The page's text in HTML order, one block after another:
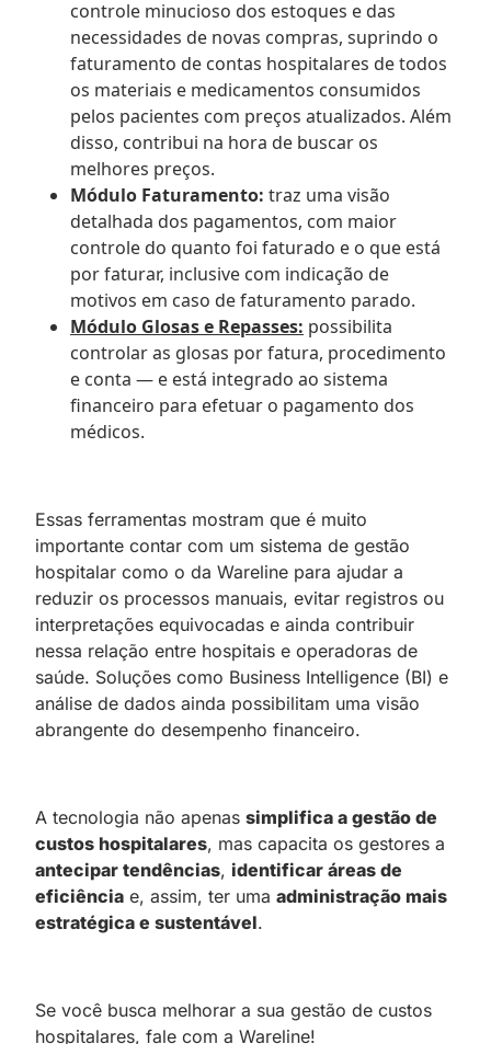
controle minucioso dos estoques e das
necessidades de novas compras, suprindo o
faturamento de contas hospitalares de todos
os materiais e medicamentos consumidos
pelos pacientes com preços atualizados. Além
disso, contribui na hora de buscar os
melhores preços.
Módulo Faturamento: traz uma visão
detalhada dos pagamentos, com maior
controle do quanto foi faturado e o que está
por faturar, inclusive com indicação de
motivos em caso de faturamento parado.
Módulo Glosas e Repasses: possibilita
controlar as glosas por fatura, procedimento
e conta — e está integrado ao sistema
financeiro para efetuar o pagamento dos
médicos.
Essas ferramentas mostram que é muito
importante contar com um sistema de gestão
hospitalar como o da Wareline para ajudar a
reduzir os processos manuais, evitar registros ou
interpretações equivocadas e ainda contribuir
nessa relação entre hospitais e operadoras de
saúde. Soluções como Business Intelligence (BI) e
análise de dados ainda possibilitam uma visão
abrangente do desempenho financeiro.
A tecnologia não apenas simplifica a gestão de
custos hospitalares, mas capacita os gestores a
antecipar tendências, identificar áreas de
eficiência e, assim, ter uma administração mais
estratégica e sustentável.
Se você busca melhorar a sua gestão de custos
hospitalares, fale com a Wareline!